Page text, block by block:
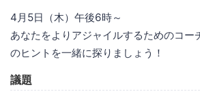
4月5日（木）午後6時～
あなたをよりアジャイルするためのコー
のヒントを一緒に探りましょう！
議題